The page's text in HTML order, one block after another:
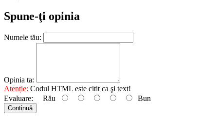
Spune-ţi opinia
Numele tău:
Opinia ta:
Atenție: Codul HTML este citit ca şi text!
Evaluare: Rău Bun
Continuă